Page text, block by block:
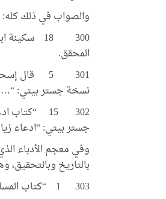
والصواب في ذلك كله:
300 18 سكينة ابنة الحسين
المحقق.
301 5 قال إسحاق الموصلي: كنت إذا رأيت ثلاثة يرون ثلاثة
نسخة جستر بيتي:
302 15 “كتاب ادعاء زياد بن معاوية”، والسؤال هنا: متى كان زياد بن أبيه ابنًا لمعاوية؟
جستر بيتي: “ادعاء
وفي معجم الأدباء
بالتاريخ وبالتحقيق،
303 1 “كتاب المساجرات، كتاب المنافلات”،